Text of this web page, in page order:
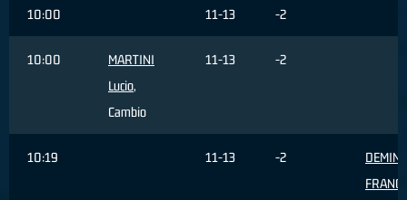
10:00 11-13 -2
10:00
MARTINI
Lucio,
Cambio
11-13 -2
10:19 11-13 -2